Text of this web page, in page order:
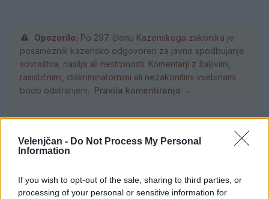
Velenjčan - Do Not Process My Personal
Information
If you wish to opt-out of the sale, sharing to third parties, or
processing of your personal or sensitive information for
Opozorilo: Po 297. členu Kazenskega zakonika je
posameznik kazensko odgovoren za javno spodbujanje
sovraštva, nasilja ali nestrpnosti. Komentarji z žaljivimi,
rasističnimi, diskriminatornimi ali nezakonitimi vsebinami
bodo odstranjeni. Pravila komentiranja →
Prihajajoči dogodki
AVG
9
Odiseja
19:00